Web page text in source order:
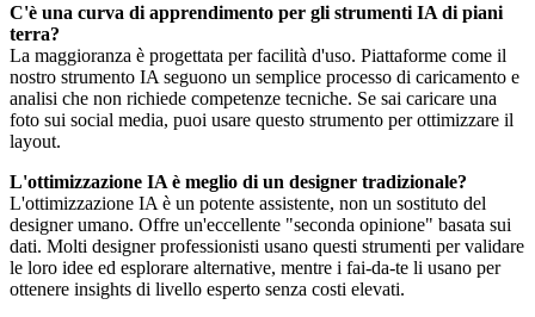
C'è una curva di apprendimento per gli strumenti IA di piani
terra?
La maggioranza è progettata per facilità d'uso. Piattaforme come il
nostro strumento IA seguono un semplice processo di caricamento e
analisi che non richiede competenze tecniche. Se sai caricare una
foto sui social media, puoi usare questo strumento per ottimizzare il
layout.
L'ottimizzazione IA è meglio di un designer tradizionale?
L'ottimizzazione IA è un potente assistente, non un sostituto del
designer umano. Offre un'eccellente "seconda opinione" basata sui
dati. Molti designer professionisti usano questi strumenti per validare
le loro idee ed esplorare alternative, mentre i fai-da-te li usano per
ottenere insights di livello esperto senza costi elevati.